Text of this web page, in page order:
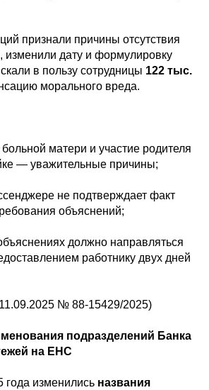
признали причины отсутствия
, изменили дату и формулировку
в пользу сотрудницы 122 тыс.
морального вреда.
матери и участие родителя
— уважительные причины;
не подтверждает факт
объяснений;
должно направляться
работнику двух дней
№ 88-15429/2025)
подразделений Банка
на ЕНС
года изменились названия